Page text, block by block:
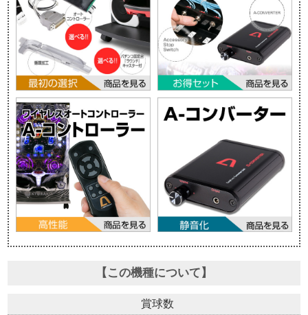
【この機種について】
賞球数